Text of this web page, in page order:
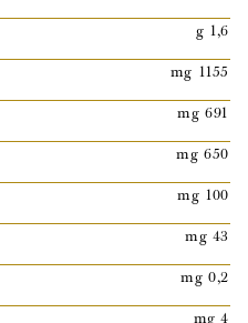
g 1,6
mg 1155
mg 691
mg 650
mg 100
mg 43
mg 0,2
mg 4